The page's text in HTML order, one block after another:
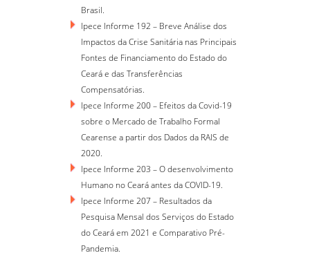
Brasil.
Ipece Informe 192 – Breve Análise dos
Impactos da Crise Sanitária nas Principais
Fontes de Financiamento do Estado do
Ceará e das Transferências
Compensatórias.
Ipece Informe 200 – Efeitos da Covid-19
sobre o Mercado de Trabalho Formal
Cearense a partir dos Dados da RAIS de
2020.
Ipece Informe 203 – O desenvolvimento
Humano no Ceará antes da COVID-19.
Ipece Informe 207 – Resultados da
Pesquisa Mensal dos Serviços do Estado
do Ceará em 2021 e Comparativo Pré-
Pandemia.